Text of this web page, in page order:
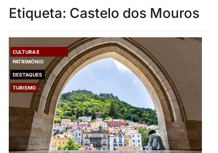
Etiqueta: Castelo dos Mouros
CULTURA E
PATRIMÓNIO
DESTAQUES
TURISMO